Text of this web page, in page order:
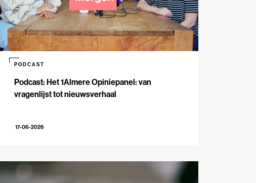
Podcast: Het 1Almere Opiniepanel: van
vragenlijst tot nieuwsverhaal
PODCAST
17-06-2026